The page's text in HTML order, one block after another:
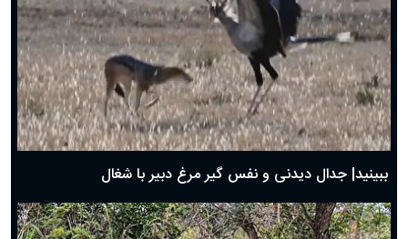
دعای روز چهارم ماه مبارک رمضان؛ ۳ اسفند ۱۴۰۴
دعای روز سوم ماه مبارک رمضان؛ ۱۴ اسفند ۱۴۰۴
دعای روز دوم ماه مبارک رمضان ۱ اسفند ماه ۱۴۰۴
دعای روز اول ماه مبارک رمضان، ۳۰ بهمن ۱۴۰۴
حضرت زینب(س) چگونه از دنیا رفت؟
بهترین پیامک تبریک روز پدر ۱۴۰۴؛ جملات زیبا و صمیمانه
ببینید| جدال دیدنی و نفس گیر مرغ دبیر با شغال